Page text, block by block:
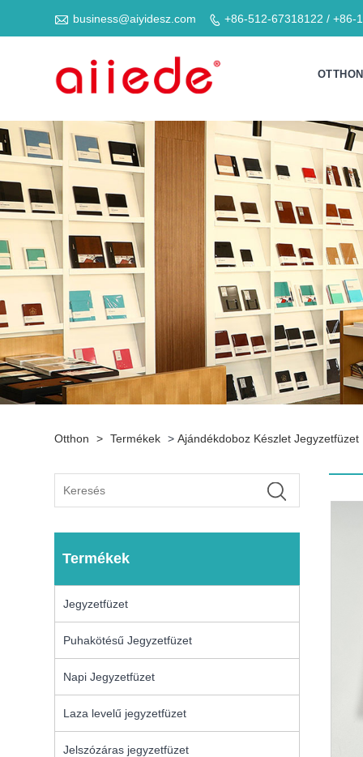
 business@aiyidesz.com  +86-512-67318122 / +86-
OTTHON
Otthon > Termékek >Ajándékdoboz Készlet Jegyzetfüzet
Termékek
Jegyzetfüzet
Puhakötésű Jegyzetfüzet
Napi Jegyzetfüzet
Laza levelű jegyzetfüzet
Jelszózáras jegyzetfüzet